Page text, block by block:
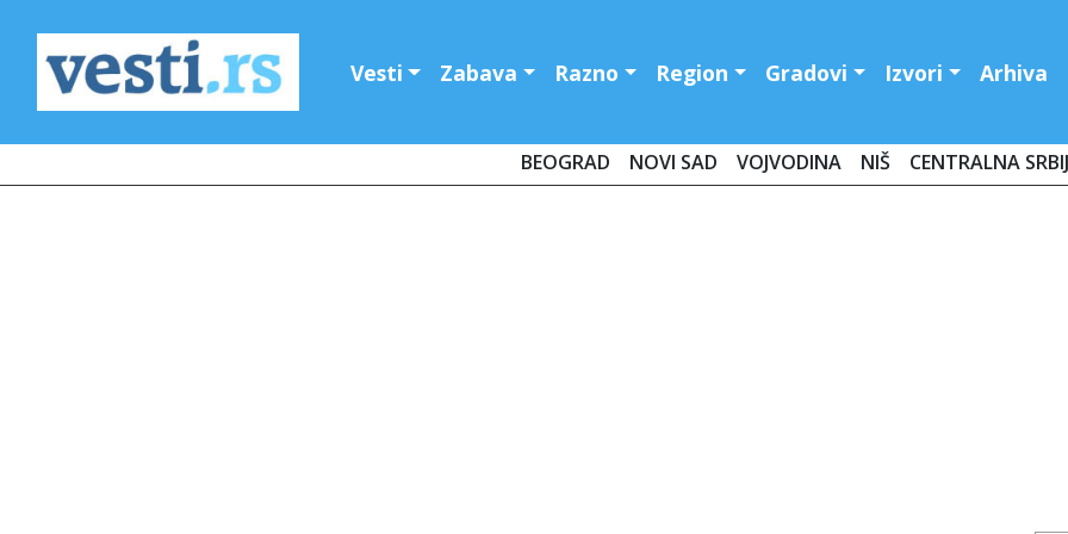
Vesti Zabava Razno Region Gradovi Izvori Arhiva
BEOGRAD NOVI SAD VOJVODINA NIŠ CENTRALNA